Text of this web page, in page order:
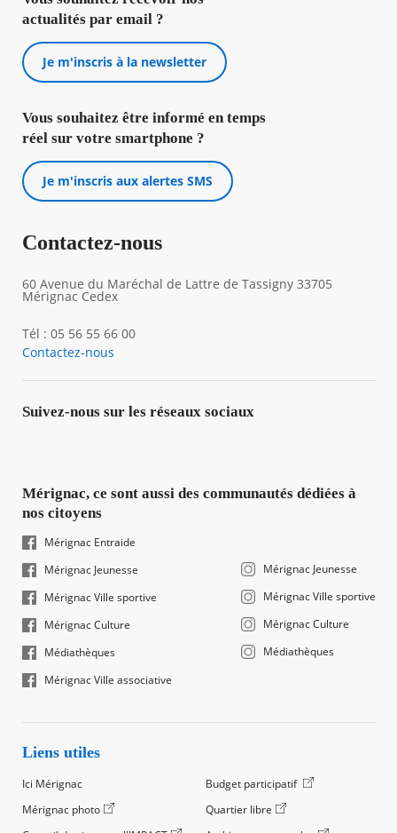
actualités par email ?
Je m'inscris à la newsletter
Vous souhaitez être informé en temps
réel sur votre smartphone ?
Je m'inscris aux alertes SMS
Contactez-nous
60 Avenue du Maréchal de Lattre de Tassigny 33705
Mérignac Cedex
Tél : 05 56 55 66 00
Contactez-nous
Suivez-nous sur les réseaux sociaux
Mérignac, ce sont aussi des communautés dédiées à
nos citoyens
Mérignac Entraide
Mérignac Jeunesse
Mérignac Ville sportive
Mérignac Culture
Médiathèques
Mérignac Ville associative
Mérignac Jeunesse
Mérignac Ville sportive
Mérignac Culture
Médiathèques
Liens utiles
Ici Mérignac
Budget participatif
Mérignac photo
Quartier libre